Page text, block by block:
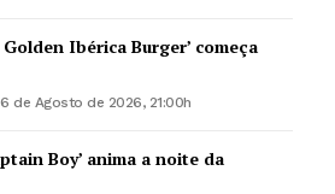
agora!
Ibérica Burger’ começa
6 de Agosto de 2026, 21:00h
Boy’ anima a noite da